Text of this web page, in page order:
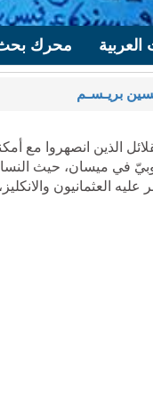
محرك بحث
بريـسـم
الذين انصهروا مع
في ميسان، حيث
العثمانيون